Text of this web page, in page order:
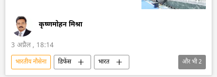
कृष्णमोहन मिश्रा
3 अप्रैल , 18:14
भारतीय नौसेना डिफेंस
भारत
और भी2